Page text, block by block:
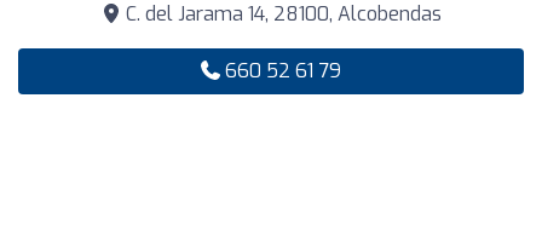
C. del Jarama 14, 28100, Alcobendas
660 52 61 79